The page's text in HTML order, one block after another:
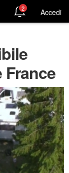
2 Accedi
France